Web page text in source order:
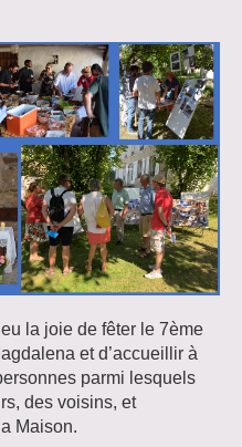
la joie de fêter le 7ème
et d’accueillir à
parmi lesquels
des voisins, et
Maison.